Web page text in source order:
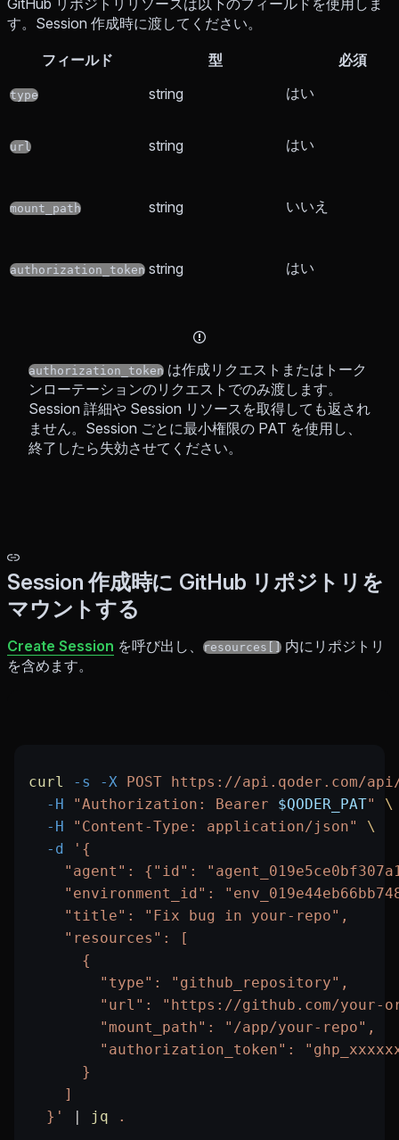
GitHub リポジトリリソースは以下のフィールドを使用しま
す。Session 作成時に渡してください。
フィールド 型 必須
type string はい
url string はい
mount_path string いいえ
authorization_token string はい
authorization_token は作成リクエストまたはトーク
ンローテーションのリクエストでのみ渡します。
Session 詳細や Session リソースを取得しても返され
ません。Session ごとに最小権限の PAT を使用し、
終了したら失効させてください。
Session 作成時に GitHub リポジトリを
マウントする
Create Session を呼び出し、 resources[] 内にリポジトリ
を含めます。
curl -s -X POST https://api.qoder.com/
  -H
"Authorization: Bearer $QODER_PAT"
\
  -H
"Content-Type: application/json"
\
  -d
'{
"agent": {"id":
"environment_id":
    "title": "Fix bug in your-repo",
    "resources": [
      {
        "type": "github_repository",
"url": "https://github.com/your-
        "mount_path": "/app/your-repo",
"authorization_token":
      }
    ]
  }'
jq .